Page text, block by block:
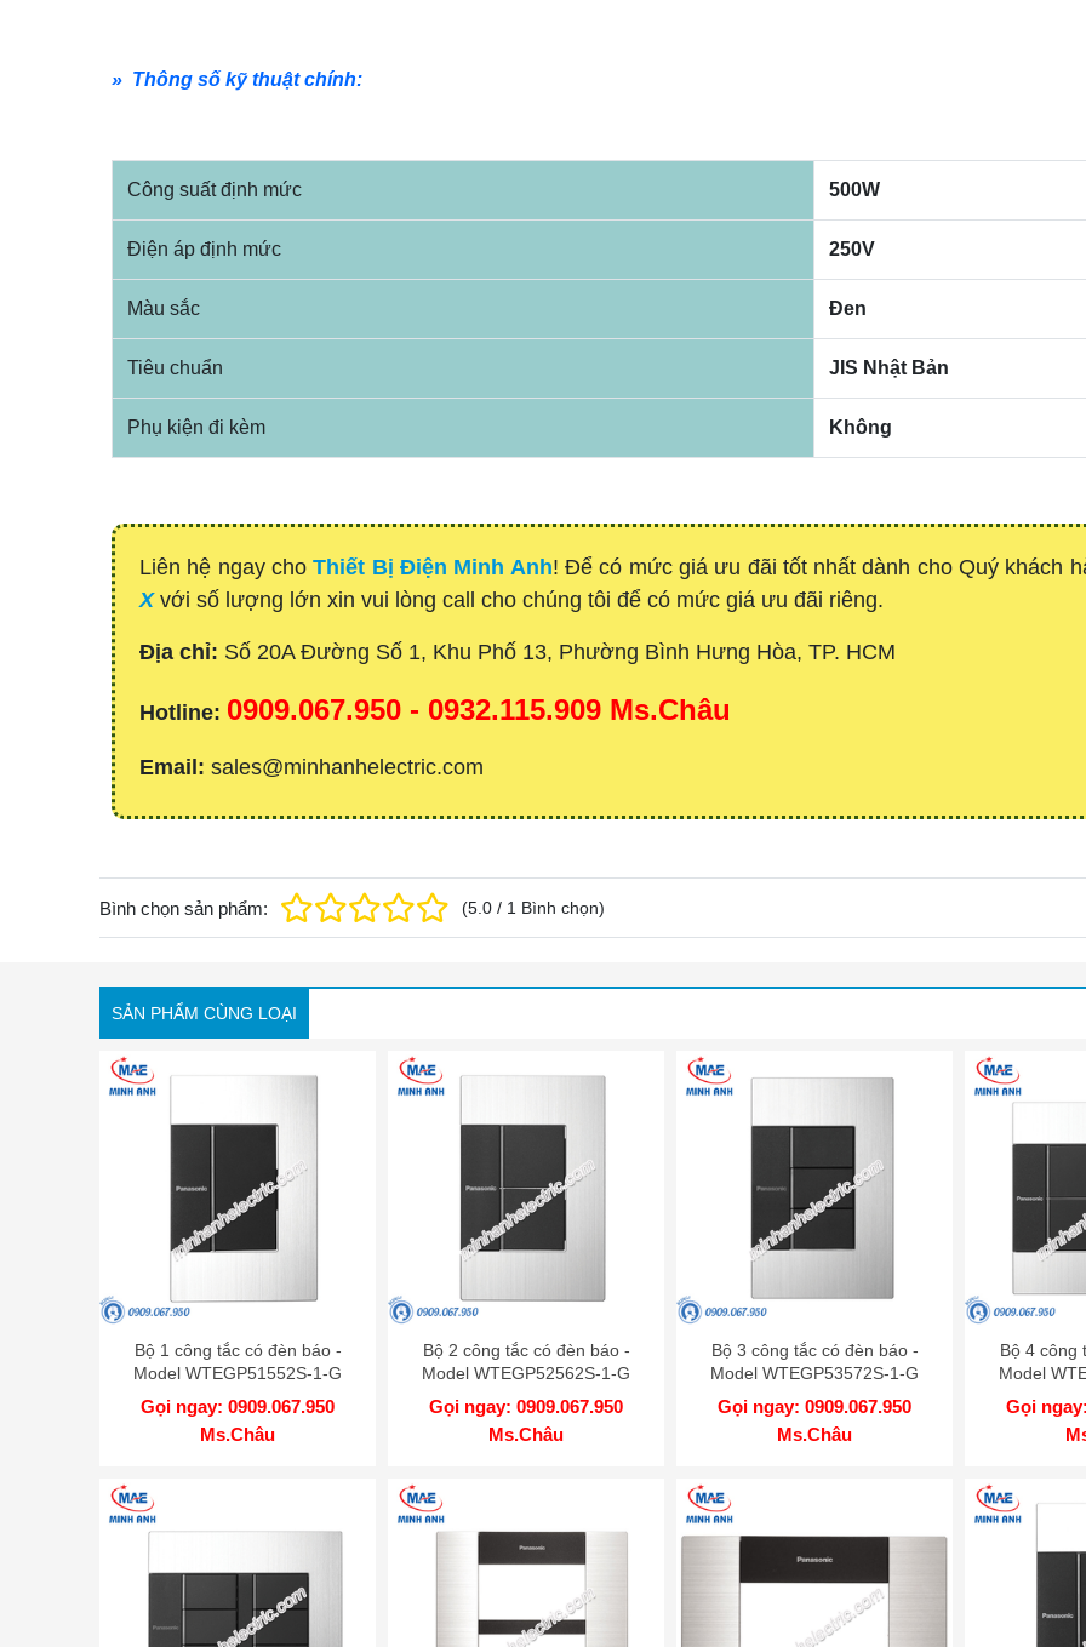
» Thông số kỹ thuật chính:
Công suất định mức 500W
Điện áp định mức 250V
Màu sắc Đen
Tiêu chuẩn JIS Nhật Bản
Phụ kiện đi kèm Không
Liên hệ ngay choThiết Bị Điện Minh Anh! Để có mức giá ưu đãi tốt nhất dành cho Quý khách
X với số lượng lớn xin vui lòng call cho chúng tôi để có mức giá ưu đãi riêng.
Địa chỉ: Số 20A Đường Số 1, Khu Phố 13, Phường Bình Hưng Hòa, TP. HCM
Hotline: 0909.067.950 - 0932.115.909 Ms.Châu
Email: sales@minhanhelectric.com
Bình chọn sản phẩm: (5.0 / 1 Bình chọn)
SẢN PHẨM CÙNG LOẠI
Bộ 1 công tắc có đèn báo -
Model WTEGP51552S-1-G
Gọi ngay: 0909.067.950
Ms.Châu
Bộ 2 công tắc có đèn báo -
Model WTEGP52562S-1-G
Gọi ngay: 0909.067.950
Ms.Châu
Bộ 3 công tắc có đèn báo -
Model WTEGP53572S-1-G
Gọi ngay: 0909.067.950
Ms.Châu
Bộ 4 công
Model
Gọi